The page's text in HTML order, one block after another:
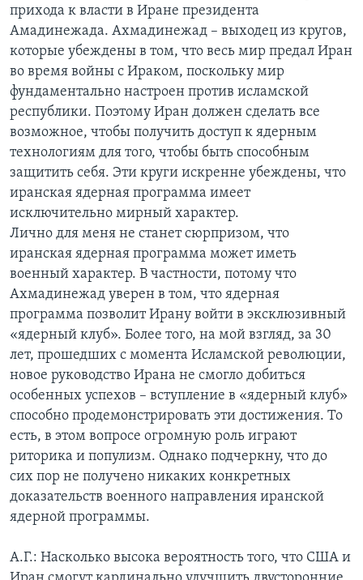
прихода к власти в Иране президента
Амадинежада. Ахмадинежад – выходец из кругов,
которые убеждены в том, что весь мир предал Иран
во время войны с Ираком, поскольку мир
фундаментально настроен против исламской
республики. Поэтому Иран должен сделать все
возможное, чтобы получить доступ к ядерным
технологиям для того, чтобы быть способным
защитить себя. Эти круги искренне убеждены, что
иранская ядерная программа имеет
исключительно мирный характер.
Лично для меня не станет сюрпризом, что
иранская ядерная программа может иметь
военный характер. В частности, потому что
Ахмадинежад уверен в том, что ядерная
программа позволит Ирану войти в эксклюзивный
«ядерный клуб». Более того, на мой взгляд, за 30
лет, прошедших с момента Исламской революции,
новое руководство Ирана не смогло добиться
особенных успехов – вступление в «ядерный клуб»
способно продемонстрировать эти достижения. То
есть, в этом вопросе огромную роль играют
риторика и популизм. Однако подчеркну, что до
сих пор не получено никаких конкретных
доказательств военного направления иранской
ядерной программы.
А.Г.: Насколько высока вероятность того, что США и